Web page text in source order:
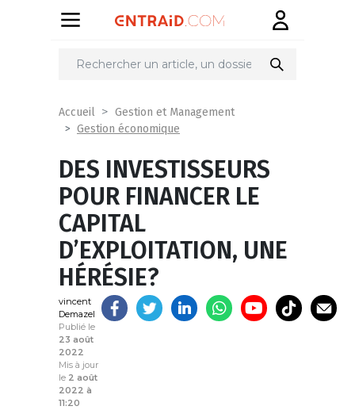
Partager
Accueil
Gestion et Management
Gestion économique
DES INVESTISSEURS
POUR FINANCER LE
CAPITAL
D’EXPLOITATION, UNE
HÉRÉSIE?
vincent
Demazel
Publié le
23 août
2022
Mis à jour
le 2 août
2022 à
11:20